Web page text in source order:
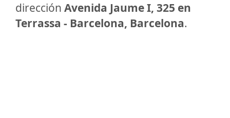
dirección Avenida Jaume I, 325 en
Terrassa - Barcelona, Barcelona.